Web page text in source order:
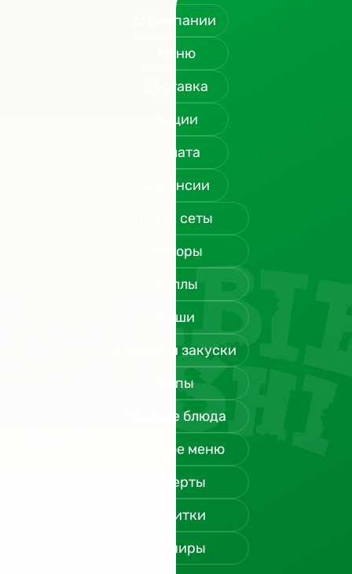
О компании
Меню
Доставка
Акции
Оплата
Вакансии
Суши сеты
Наборы
Роллы
Суши
Салаты и закуски
Супы
Горячие блюда
Детское меню
Десерты
Напитки
Гарниры